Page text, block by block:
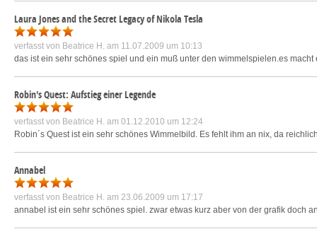
Laura Jones and the Secret Legacy of Nikola Tesla
verfasst von Beatrice H. am 11.07.2009 um 10:13
das ist ein sehr schönes spiel und ein muß unter den wimmelspielen.es
Robin's Quest: Aufstieg einer Legende
verfasst von Beatrice H. am 01.12.2010 um 12:24
Robin´s Quest ist ein sehr schönes Wimmelbild. Es fehlt ihm an nix, da
Annabel
verfasst von Beatrice H. am 23.06.2009 um 17:17
annabel ist ein sehr schönes spiel. zwar etwas kurz aber von der grafik doch